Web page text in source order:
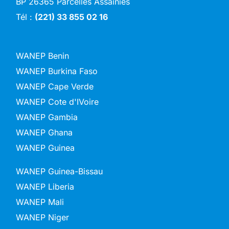
Tél : (221) 33 855 02 16
WANEP Benin
WANEP Burkina Faso
WANEP Cape Verde
WANEP Cote d'IVoire
WANEP Gambia
WANEP Ghana
WANEP Guinea
WANEP Guinea-Bissau
WANEP Liberia
WANEP Mali
WANEP Niger